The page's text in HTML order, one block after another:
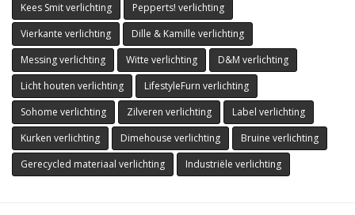
Kees Smit verlichting
Pepperts! verlichting
Vierkante verlichting
Dille & Kamille verlichting
Messing verlichting
Witte verlichting
D&M verlichting
Licht houten verlichting
LifestyleFurn verlichting
Sohome verlichting
Zilveren verlichting
Label verlichting
Kurken verlichting
Dimehouse verlichting
Bruine verlichting
Gerecycled materiaal verlichting
Industriële verlichting